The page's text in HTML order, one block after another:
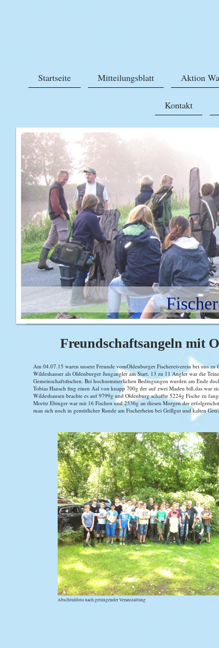
Startseite Mitteilungsblatt Aktion
Kontakt
Freundschaftsangeln mit
Am 04.07.15 waren unsere Freunde vomOldenburger Fischereiverein bei uns zu
Wildeshauser als Oldenburger Jungangler am Start. 13 zu 11 Angler war die
Gemeinschaftsfischen. Bei hochsommerlichen Bedingungen wurden am Ende
Tobias Hansch fing einen Aal von knapp 700g der auf zwei Maden biß,das war
Wildeshausen brachte es auf 9799g und Oldenburg schaffte 5224g Fische zu
Moritz Ebinger war mit 16 Fischen und 2536g an diesen Morgen der
man sich noch in gemütlicher Runde am Fischerheim bei Grillgut und kalten
Abschlußfoto nach gelungender Veranstaltung